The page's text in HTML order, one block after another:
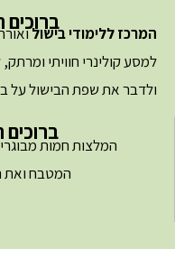
המרכז ללימודי בישול
למסע קולינרי חוויתי
ולדבר את שפת הבישול על
המלצות חמות
המטבח ואת